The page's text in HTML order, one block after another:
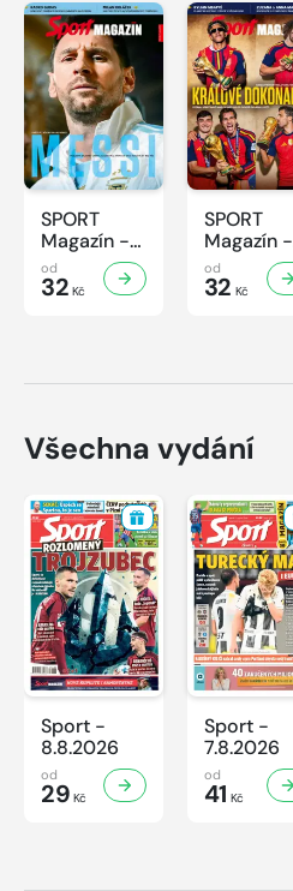
SPORT
Magazín -
32/2026
od
32 Kč
SPORT
Magazín -
31/2026
od
32 Kč
Všechna vydání
Sport -
8.8.2026
od
29 Kč
Sport -
7.8.2026
od
41 Kč